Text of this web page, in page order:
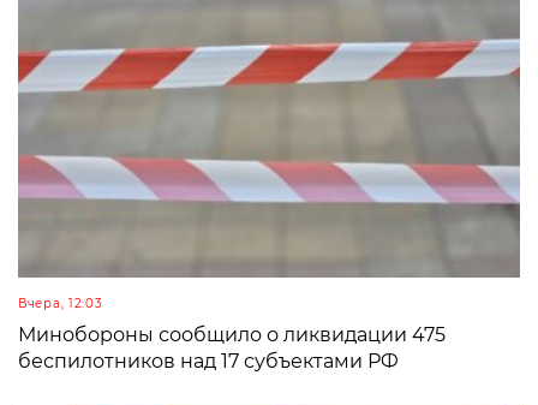
Вчера, 12:03
Минобороны сообщило о ликвидации 475
беспилотников над 17 субъектами РФ